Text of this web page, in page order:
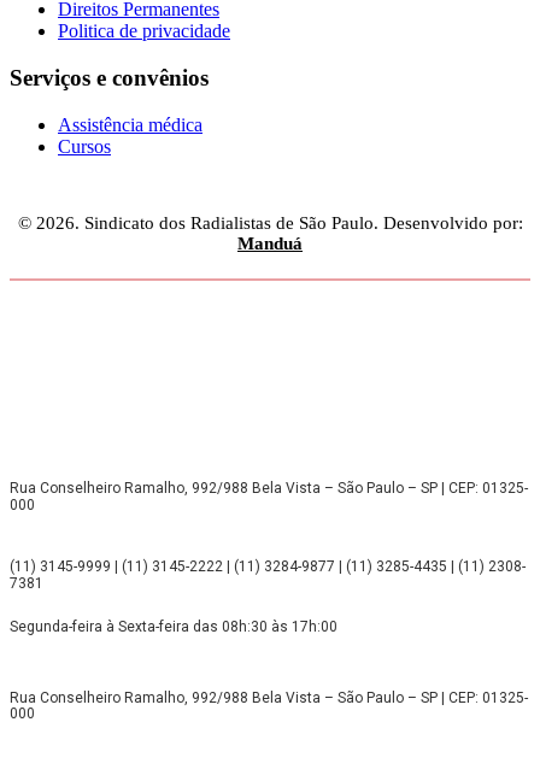
Direitos Permanentes
Politica de privacidade
Serviços e convênios
Assistência médica
Cursos
© 2026. Sindicato dos Radialistas de São Paulo. Desenvolvido por:
Manduá
Rua Conselheiro Ramalho, 992/988 Bela Vista – São Paulo – SP | CEP: 01325-
000
(11) 3145-9999 | (11) 3145-2222 | (11) 3284-9877 | (11) 3285-4435 | (11) 2308-
7381
Segunda-feira à Sexta-feira das 08h:30 às 17h:00
Rua Conselheiro Ramalho, 992/988 Bela Vista – São Paulo – SP | CEP: 01325-
000